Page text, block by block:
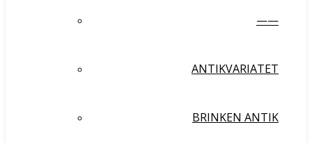
——
ANTIKVARIATET
BRINKEN ANTIK